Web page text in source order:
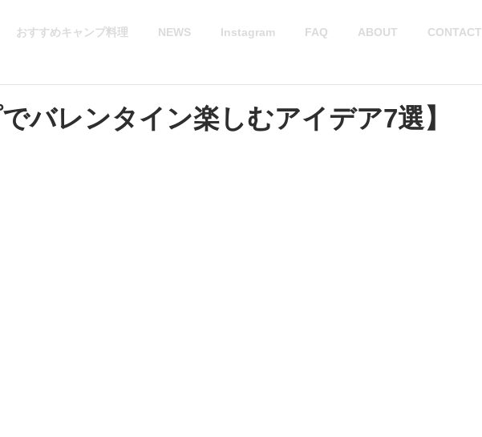
おすすめキャンプ料理 NEWS Instagram FAQ ABOUT CONTACT
バレンタイン楽しむアイデア7選】